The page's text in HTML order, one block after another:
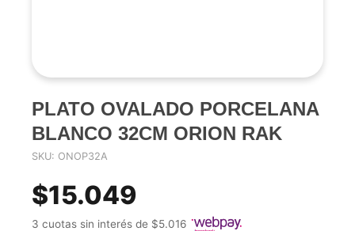
PLATO OVALADO PORCELANA
BLANCO 32CM ORION RAK
SKU: ONOP32A
$15.049
3 cuotas sin interés de $5.016